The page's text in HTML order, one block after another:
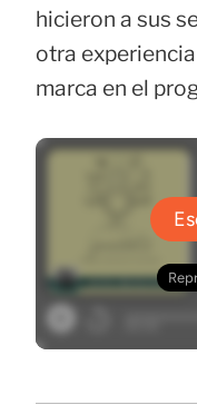
hicieron a sus
otra
marca en el